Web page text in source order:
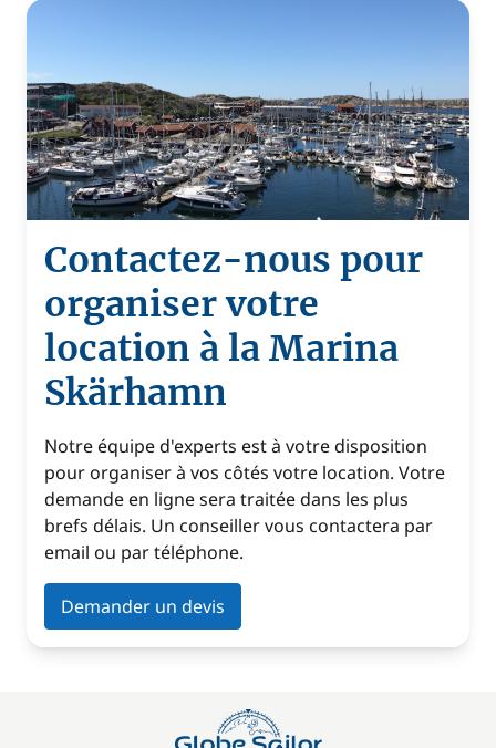
Contactez-nous pour
organiser votre
location à la Marina
Skärhamn
Notre équipe d'experts est à votre disposition
pour organiser à vos côtés votre location. Votre
demande en ligne sera traitée dans les plus
brefs délais. Un conseiller vous contactera par
email ou par téléphone.
Demander un devis